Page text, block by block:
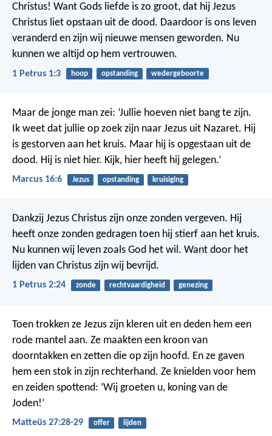
Christus! Want Gods liefde is zo groot, dat hij Jezus
Christus liet opstaan uit de dood. Daardoor is ons leven
veranderd en zijn wij nieuwe mensen geworden. Nu
kunnen we altijd op hem vertrouwen.
1 Petrus 1:3 hoop opstanding wedergeboorte
Maar de jonge man zei: ‘Jullie hoeven niet bang te zijn.
Ik weet dat jullie op zoek zijn naar Jezus uit Nazaret. Hij
is gestorven aan het kruis. Maar hij is opgestaan uit de
dood. Hij is niet hier. Kijk, hier heeft hij gelegen.’
Marcus 16:6 Jezus opstanding kruisiging
Dankzij Jezus Christus zijn onze zonden vergeven. Hij
heeft onze zonden gedragen toen hij stierf aan het kruis.
Nu kunnen wij leven zoals God het wil. Want door het
lijden van Christus zijn wij bevrijd.
1 Petrus 2:24 zonde rechtvaardigheid genezing
Toen trokken ze Jezus zijn kleren uit en deden hem een
rode mantel aan. Ze maakten een kroon van
doorntakken en zetten die op zijn hoofd. En ze gaven
hem een stok in zijn rechterhand. Ze knielden voor hem
en zeiden spottend: ‘Wij groeten u, koning van de
Joden!’
Matteüs 27:28-29 offer lijden